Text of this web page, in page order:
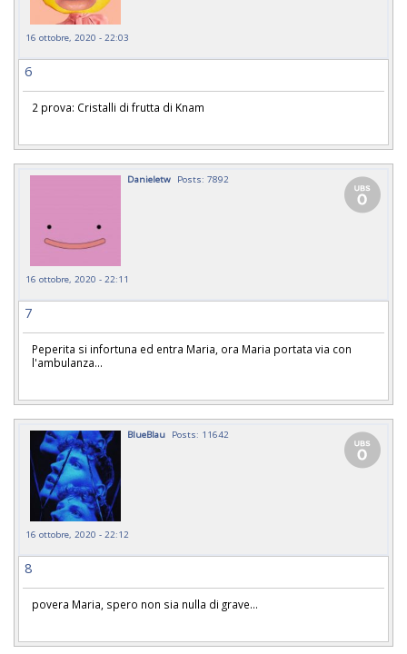
16 ottobre, 2020 - 22:03
6
2 prova: Cristalli di frutta di Knam
Danieletw Posts: 7892
16 ottobre, 2020 - 22:11
7
Peperita si infortuna ed entra Maria, ora Maria portata via con
l'ambulanza...
BlueBlau Posts: 11642
16 ottobre, 2020 - 22:12
8
povera Maria, spero non sia nulla di grave...